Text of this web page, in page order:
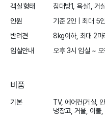
객실 형태
침대방1, 욕실1, 거
인원
기준 2인 | 최대 5인
반려견
8kg이하, 최대 2마
입실안내
오후 3시 입실 ~ 오
비품
기본
TV, 에어컨(거실,
냉장고, 거울, 이불,